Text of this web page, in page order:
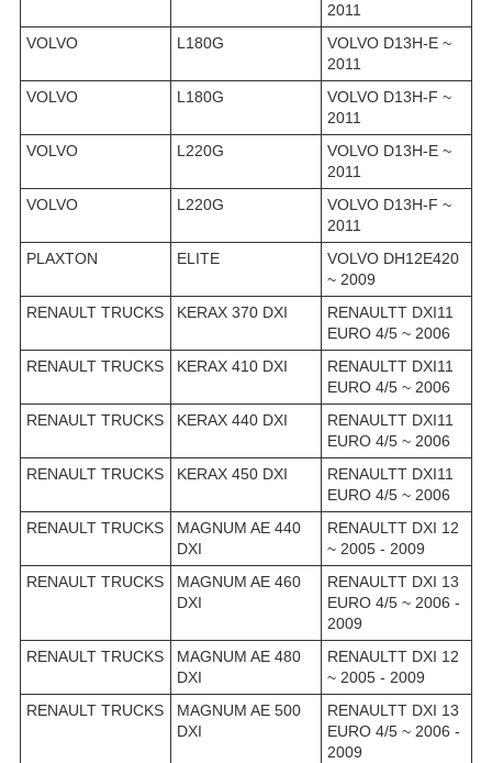
2011
VOLVO
L180G
VOLVO D13H-E ~
2011
VOLVO
L180G
VOLVO D13H-F ~
2011
VOLVO
L220G
VOLVO D13H-E ~
2011
VOLVO
L220G
VOLVO D13H-F ~
2011
PLAXTON
ELITE
VOLVO DH12E420
~ 2009
RENAULT TRUCKS
KERAX 370 DXI
RENAULTT DXI11
EURO 4/5 ~ 2006
RENAULT TRUCKS
KERAX 410 DXI
RENAULTT DXI11
EURO 4/5 ~ 2006
RENAULT TRUCKS
KERAX 440 DXI
RENAULTT DXI11
EURO 4/5 ~ 2006
RENAULT TRUCKS
KERAX 450 DXI
RENAULTT DXI11
EURO 4/5 ~ 2006
RENAULT TRUCKS
MAGNUM AE 440
DXI
RENAULTT DXI 12
~ 2005 - 2009
RENAULT TRUCKS
MAGNUM AE 460
DXI
RENAULTT DXI 13
EURO 4/5 ~ 2006 -
2009
RENAULT TRUCKS
MAGNUM AE 480
DXI
RENAULTT DXI 12
~ 2005 - 2009
RENAULT TRUCKS
MAGNUM AE 500
DXI
RENAULTT DXI 13
EURO 4/5 ~ 2006 -
2009